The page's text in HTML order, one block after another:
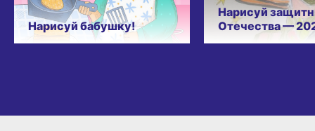
Нарисуй бабушку!
Нарисуй
Отечества —